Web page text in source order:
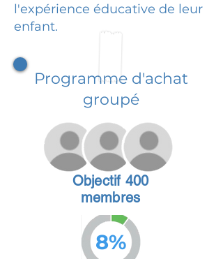
l'expérience éducative de leur
enfant.
Programme d'achat
groupé
Objectif 400
membres
8%